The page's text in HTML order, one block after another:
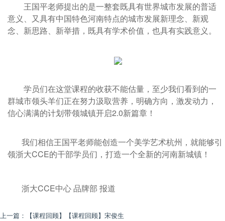
王国平老师提出的是一整套既具有世界城市发展的普适
意义、又具有中国特色河南特点的城市发展新理念、新观
念、新思路、新举措，既具有学术价值，也具有实践意义。
学员们在这堂课程的收获不能估量，至少我们看到的一
群城市领头羊们正在努力汲取营养，明确方向，激发动力，
信心满满的计划带领城镇开启2.0新篇章！
我们相信王国平老师能创造一个美学艺术杭州，就能够引
领浙大CCE的干部学员们，打造一个全新的河南新城镇！
浙大CCE中心 品牌部 报道
上一篇： 【课程回顾】【课程回顾】宋俊生